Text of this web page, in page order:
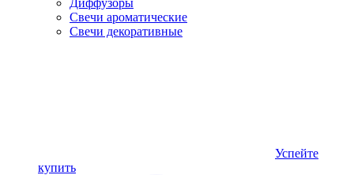
Диффузоры
Свечи ароматические
Свечи декоративные
Успейте
купить